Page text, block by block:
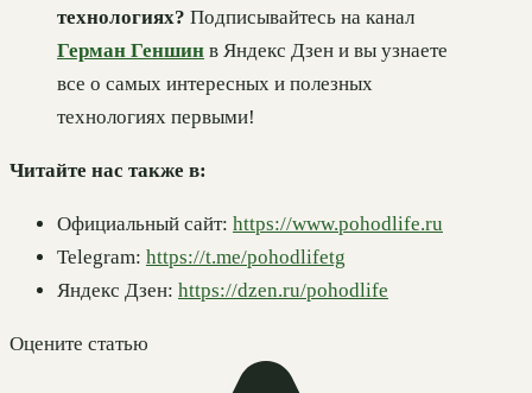
технологиях? Подписывайтесь на канал
Герман Геншин в Яндекс Дзен и вы узнаете
все о самых интересных и полезных
технологиях первыми!
Читайте нас также в:
Официальный сайт: https://www.pohodlife.ru
Telegram: https://t.me/pohodlifetg
Яндекс Дзен: https://dzen.ru/pohodlife
Оцените статью